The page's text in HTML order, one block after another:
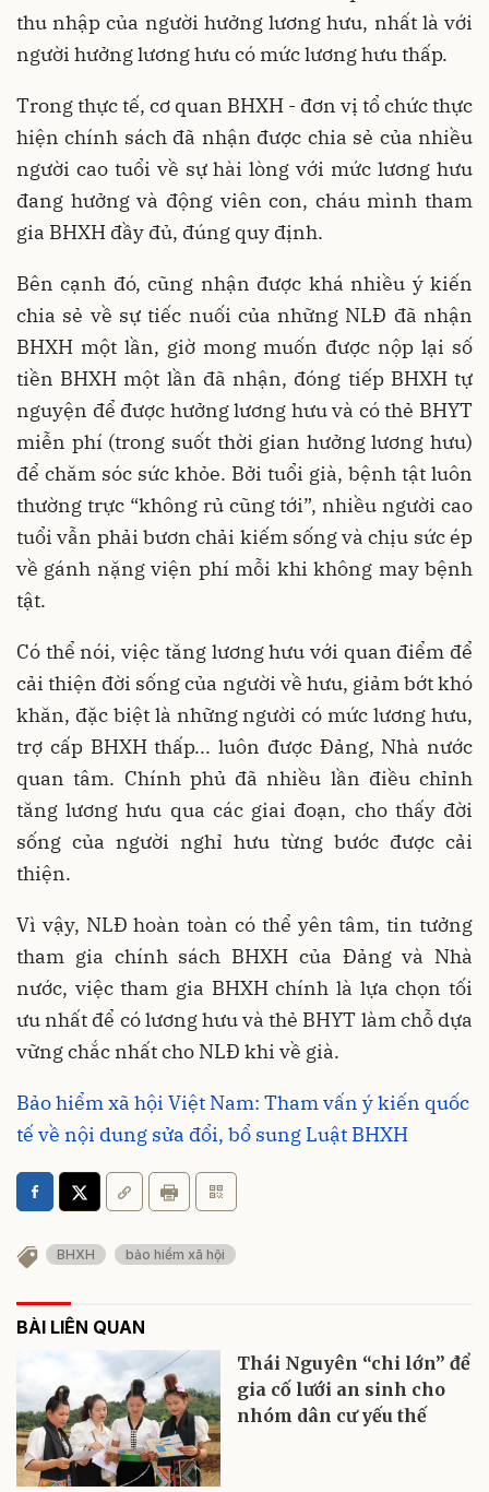
thu nhập của người hưởng lương hưu, nhất là với
người hưởng lương hưu có mức lương hưu thấp.
Trong thực tế, cơ quan BHXH - đơn vị tổ chức thực
hiện chính sách đã nhận được chia sẻ của nhiều
người cao tuổi về sự hài lòng với mức lương hưu
đang hưởng và động viên con, cháu mình tham
gia BHXH đầy đủ, đúng quy định.
Bên cạnh đó, cũng nhận được khá nhiều ý kiến
chia sẻ về sự tiếc nuối của những NLĐ đã nhận
BHXH một lần, giờ mong muốn được nộp lại số
tiền BHXH một lần đã nhận, đóng tiếp BHXH tự
nguyện để được hưởng lương hưu và có thẻ BHYT
miễn phí (trong suốt thời gian hưởng lương hưu)
để chăm sóc sức khỏe. Bởi tuổi già, bệnh tật luôn
thường trực “không rủ cũng tới”, nhiều người cao
tuổi vẫn phải bươn chải kiếm sống và chịu sức ép
về gánh nặng viện phí mỗi khi không may bệnh
tật.
Có thể nói, việc tăng lương hưu với quan điểm để
cải thiện đời sống của người về hưu, giảm bớt khó
khăn, đặc biệt là những người có mức lương hưu,
trợ cấp BHXH thấp... luôn được Đảng, Nhà nước
quan tâm. Chính phủ đã nhiều lần điều chỉnh
tăng lương hưu qua các giai đoạn, cho thấy đời
sống của người nghỉ hưu từng bước được cải
thiện.
Vì vậy, NLĐ hoàn toàn có thể yên tâm, tin tưởng
tham gia chính sách BHXH của Đảng và Nhà
nước, việc tham gia BHXH chính là lựa chọn tối
ưu nhất để có lương hưu và thẻ BHYT làm chỗ dựa
vững chắc nhất cho NLĐ khi về già.
Bảo hiểm xã hội Việt Nam: Tham vấn ý kiến quốc
tế về nội dung sửa đổi, bổ sung Luật BHXH
BHXH bảo hiểm xã hội
BÀI LIÊN QUAN
Thái Nguyên “chi lớn” để
gia cố lưới an sinh cho
nhóm dân cư yếu thế